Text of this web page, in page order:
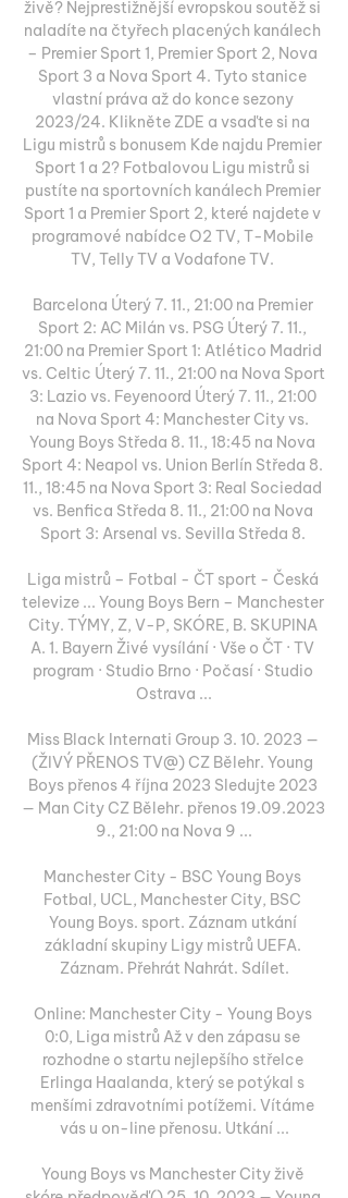
živě? Nejprestižnější evropskou soutěž si
naladíte na čtyřech placených kanálech
– Premier Sport 1, Premier Sport 2, Nova
Sport 3 a Nova Sport 4. Tyto stanice
vlastní práva až do konce sezony
2023/24. Klikněte ZDE a vsaďte si na
Ligu mistrů s bonusem Kde najdu Premier
Sport 1 a 2? Fotbalovou Ligu mistrů si
pustíte na sportovních kanálech Premier
Sport 1 a Premier Sport 2, které najdete v
programové nabídce O2 TV, T-Mobile
TV, Telly TV a Vodafone TV.
Barcelona Úterý 7. 11., 21:00 na Premier
Sport 2: AC Milán vs. PSG Úterý 7. 11.,
21:00 na Premier Sport 1: Atlético Madrid
vs. Celtic Úterý 7. 11., 21:00 na Nova Sport
3: Lazio vs. Feyenoord Úterý 7. 11., 21:00
na Nova Sport 4: Manchester City vs.
Young Boys Středa 8. 11., 18:45 na Nova
Sport 4: Neapol vs. Union Berlín Středa 8.
11., 18:45 na Nova Sport 3: Real Sociedad
vs. Benfica Středa 8. 11., 21:00 na Nova
Sport 3: Arsenal vs. Sevilla Středa 8.
Liga mistrů – Fotbal - ČT sport - Česká
televize ... Young Boys Bern – Manchester
City. TÝMY, Z, V-P, SKÓRE, B. SKUPINA
A. 1. Bayern Živé vysílání · Vše o ČT · TV
program · Studio Brno · Počasí · Studio
Ostrava ...
Miss Black Internati Group 3. 10. 2023 —
(ŽIVÝ PŘENOS TV@) CZ Bělehr. Young
Boys přenos 4 října 2023 Sledujte 2023
— Man City CZ Bělehr. přenos 19.09.2023
9., 21:00 na Nova 9 ...
Manchester City - BSC Young Boys
Fotbal, UCL, Manchester City, BSC
Young Boys. sport. Záznam utkání
základní skupiny Ligy mistrů UEFA.
Záznam. Přehrát Nahrát. Sdílet.
Online: Manchester City - Young Boys
0:0, Liga mistrů Až v den zápasu se
rozhodne o startu nejlepšího střelce
Erlinga Haalanda, který se potýkal s
menšími zdravotními potížemi. Vítáme
vás u on-line přenosu. Utkání ...
Young Boys vs Manchester City živě